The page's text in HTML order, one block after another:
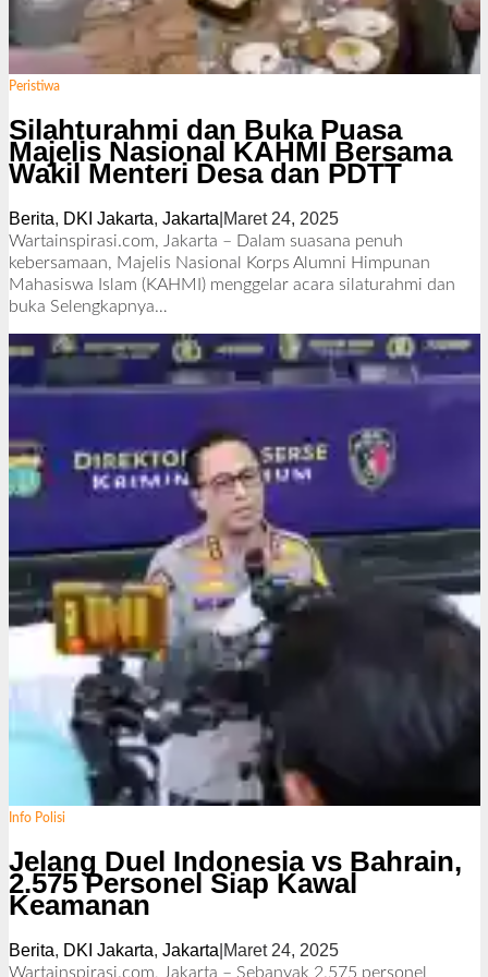
Peristiwa
Silahturahmi dan Buka Puasa
Majelis Nasional KAHMI Bersama
Wakil Menteri Desa dan PDTT
Berita, DKI Jakarta, Jakarta Maret 24, 2025o
l
e
h
d
a
k
Wartainspirasi.com, Jakarta – Dalam suasana penuh
kebersamaan, Majelis Nasional Korps Alumni Himpunan
Mahasiswa Islam (KAHMI) menggelar acara silaturahmi dan
buka Selengkapnya…
Info Polisi
Jelang Duel Indonesia vs Bahrain,
2.575 Personel Siap Kawal
Keamanan
Berita, DKI Jakarta, Jakarta Maret 24, 2025o
l
Wartainspirasi.com, Jakarta – Sebanyak 2.575 personel